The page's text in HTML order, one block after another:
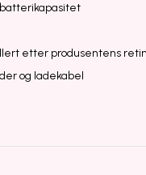
etter produsentens
og ladekabel